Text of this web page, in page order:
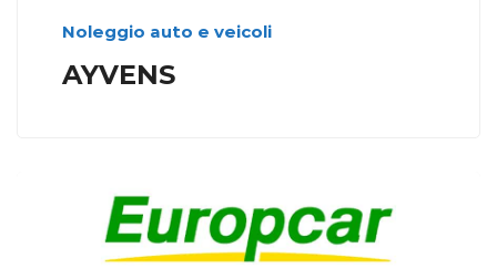
Noleggio auto e veicoli
AYVENS